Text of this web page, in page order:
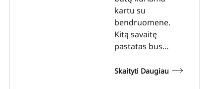
kartu su
bendruomene.
Kitą savaitę
pastatas bus…
Skaityti Daugiau